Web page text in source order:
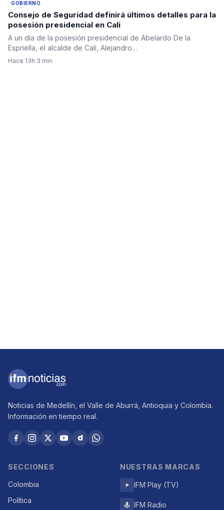
GOBIERNO
Consejo de Seguridad definirá últimos detalles para la
posesión presidencial en Cali
A un día de la posesión presidencial de Abelardo De la
Espriella, el alcalde de Cali, Alejandro…
Hace 13h·3 min
Noticias de Medellín, el Valle de Aburrá, Antioquia y Colombia.
Información en tiempo real.
SECCIONES
Colombia
Política
NUESTRAS MARCAS
IFM Play (TV)
IFM Radio